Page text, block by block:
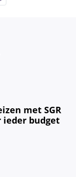
met SGR
ieder budget